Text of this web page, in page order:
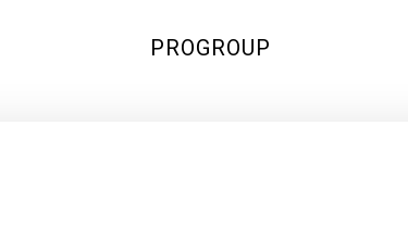
PROGROUP